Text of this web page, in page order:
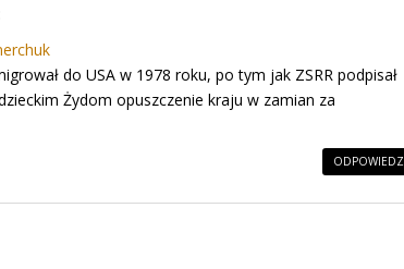
do USA w 1978 roku, po tym jak ZSRR podpisał
Żydom opuszczenie kraju w zamian za
ODPOWIEDZ